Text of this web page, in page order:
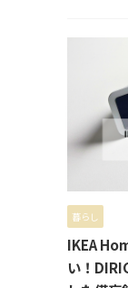
暮らし
IKEA
い！